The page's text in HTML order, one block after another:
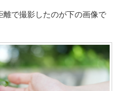
離で撮影したのが下の画像で